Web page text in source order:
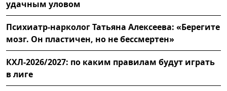
удачным уловом
Психиатр-нарколог Татьяна Алексеева: «Берегите
мозг. Он пластичен, но не бессмертен»
КХЛ-2026/2027: по каким правилам будут играть
в лиге